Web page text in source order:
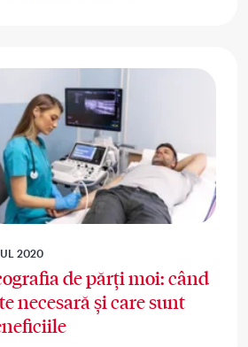
2020
de părți moi: când
necesară și care sunt